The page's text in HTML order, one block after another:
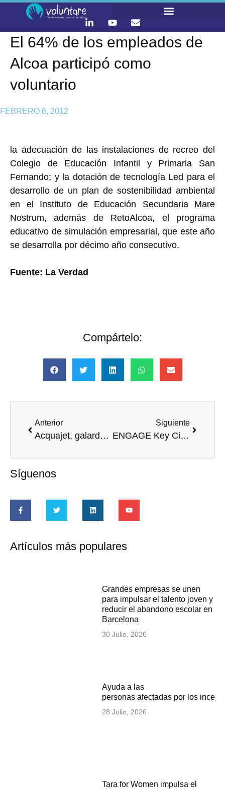
El 64% de los empleados de
Alcoa participó como
voluntario
FEBRERO 6, 2012
la adecuación de las instalaciones de recreo del
Colegio de Educación Infantil y Primaria San
Fernando; y la dotación de tecnología Led para el
desarrollo de un plan de sostenibilidad ambiental
en el Instituto de Educación Secundaria Mare
Nostrum, además de RetoAlcoa, el programa
educativo de simulación empresarial, que este año
se desarrolla por décimo año consecutivo.
Fuente: La Verdad
Compártelo:
Anterior
Acquajet, galardonada con el Premio CEA al ‘Voluntariado y Acción Social Empresarial de la Empresa Andaluza’
Siguiente
ENGAGE Key Cities
Síguenos
Artículos más populares
Grandes empresas se unen
para impulsar el talento joven y
reducir el abandono escolar en
Barcelona
30 Julio, 2026
Ayuda a las
personas afectadas por los
28 Julio, 2026
Tara for Women impulsa el